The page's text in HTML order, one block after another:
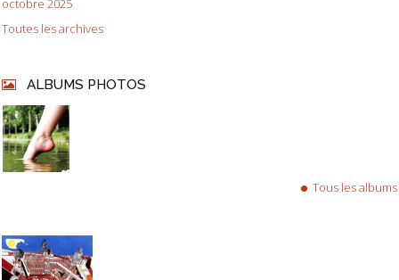
octobre 2025
Toutes les archives
ALBUMS PHOTOS
Tous les albums